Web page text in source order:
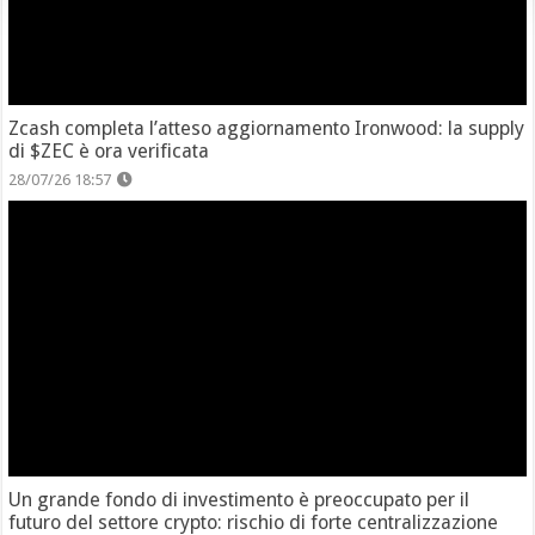
Zcash completa l’atteso aggiornamento Ironwood: la supply
di $ZEC è ora verificata
28/07/26 18:57
Un grande fondo di investimento è preoccupato per il
futuro del settore crypto: rischio di forte centralizzazione